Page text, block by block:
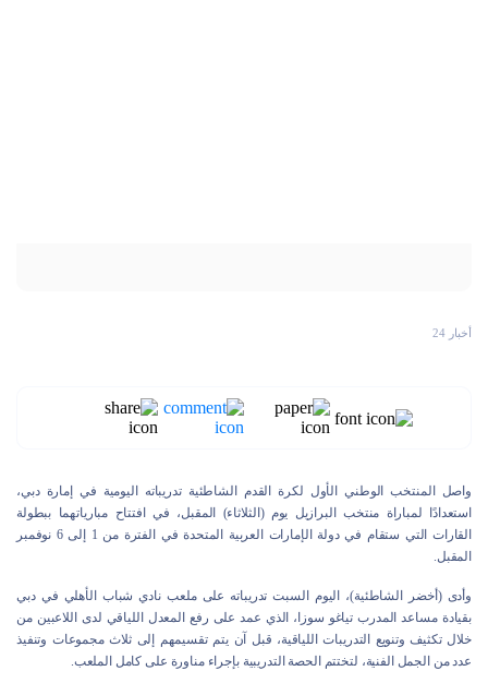
أخبار 24
واصل المنتخب الوطني الأول لكرة القدم الشاطئية تدريباته اليومية في إمارة دبي،
استعدادًا لمباراة منتخب البرازيل يوم (الثلاثاء) المقبل، في افتتاح مبارياتهما ببطولة
القارات التي ستقام في دولة الإمارات العربية المتحدة في الفترة من 1 إلى 6 نوفمبر
المقبل.
وأدى (أخضر الشاطئية)، اليوم السبت تدريباته على ملعب نادي شباب الأهلي في دبي
بقيادة مساعد المدرب تياغو سوزا، الذي عمد على رفع المعدل اللياقي لدى اللاعبين من
خلال تكثيف وتنويع التدريبات اللياقية، قبل آن يتم تقسيمهم إلى ثلاث مجموعات وتنفيذ
عدد من الجمل الفنية، لتختتم الحصة التدريبية بإجراء مناورة على كامل الملعب.